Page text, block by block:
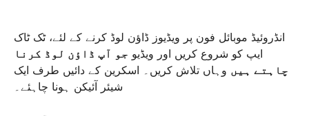
انڈروئیڈ موبائل فون پر ویڈیوز ڈاؤن لوڈ کرنے کے لئے، ٹک ٹاک
ایپ کو شروع کریں اور ویڈیو جو آپ ڈاؤن لوڈ کرنا
چاہتے ہیں وہاں تلاش کریں۔ اسکرین کے دائیں طرف ایک
شیئر آئیکن ہونا چاہئے۔